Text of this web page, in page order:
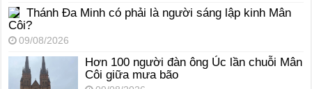
Thánh Đa Minh có phải là người sáng lập kinh Mân
Côi?
09/08/2026
Hơn 100 người đàn ông Úc lần chuỗi Mân
Côi giữa mưa bão